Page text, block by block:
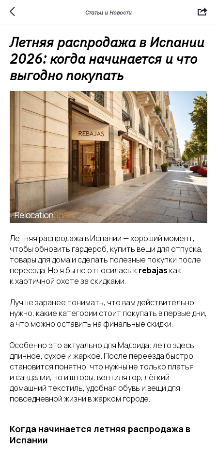
Статьи и Новости
Летняя распродажа в Испании
2026: когда начинается и что
выгодно покупать
Летняя распродажа в Испании — хороший момент,
чтобы обновить гардероб, купить вещи для отпуска,
товары для дома и сделать полезные покупки после
переезда. Но я бы не относилась кrebajas как
к хаотичной охоте за скидками.
Лучше заранее понимать, что вам действительно
нужно, какие категории стоит покупать в первые дни,
а что можно оставить на финальные скидки.
Особенно это актуально для Мадрида: лето здесь
длинное, сухое и жаркое. После переезда быстро
становится понятно, что нужны не только платья
и сандалии, но и шторы, вентилятор, лёгкий
домашний текстиль, удобная обувь и вещи для
повседневной жизни в жарком городе.
Когда начинается летняя распродажа в
Испании